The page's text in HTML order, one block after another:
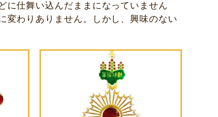
に仕舞い込んだままになっていません
変わりありません。しかし、興味のない